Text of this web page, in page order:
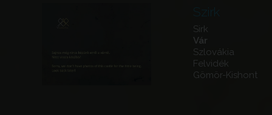
Szirk
Sirk
Vár
Szlovákia
Felvidék
Gömör-Kishont